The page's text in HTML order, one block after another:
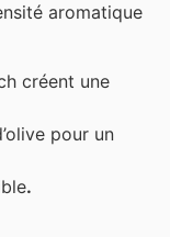
aromatique
créent une
pour un
.